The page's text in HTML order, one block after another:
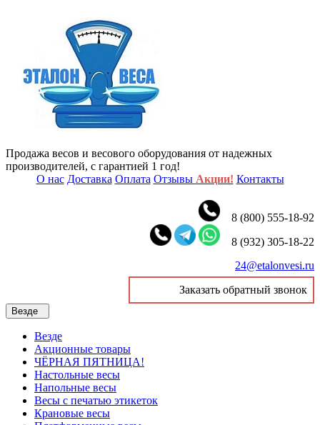
Продажа весов и весового оборудования от надежных
производителей, с гарантией 1 год!
О нас Доставка Оплата Отзывы Акции! Контакты
8 (800) 555-18-92
8 (932) 305-18-22
24@etalonvesi.ru
Заказать обратный звонок
Везде
Везде
Акционные товары
ЧЁРНАЯ ПЯТНИЦА!
Настольные весы
Напольные весы
Весы с печатью этикеток
Крановые весы